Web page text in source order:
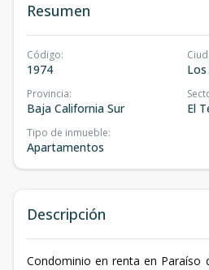
Resumen
Código:
1974 Los
Provincia:
Baja California Sur El
Tipo de inmueble:
Apartamentos
Descripción
Condominio en renta en Paraíso